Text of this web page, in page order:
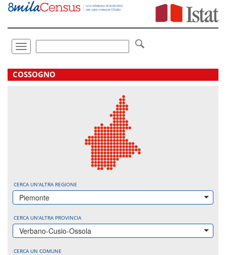
Vai
direttamente
Toggle
navigation
.
COSSOGNO
CERCA UN'ALTRA REGIONE
Piemonte
CERCA UN'ALTRA PROVINCIA
Verbano-Cusio-Ossola
CERCA UN COMUNE